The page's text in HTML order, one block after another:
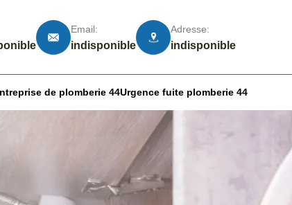
Email:
indisponible
Adresse:
indisponible
de plomberie 44Urgence fuite plomberie 44